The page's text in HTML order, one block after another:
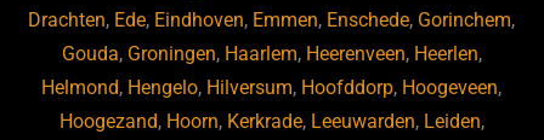
Drachten, Ede, Eindhoven, Emmen, Enschede, Gorinchem,
Gouda, Groningen, Haarlem, Heerenveen, Heerlen,
Helmond, Hengelo, Hilversum, Hoofddorp, Hoogeveen,
Hoogezand, Hoorn, Kerkrade, Leeuwarden, Leiden,